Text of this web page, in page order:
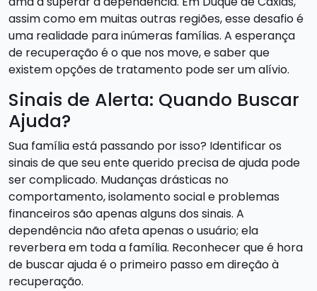
assim como em muitas outras regiões, esse desafio é
uma realidade para inúmeras famílias. A esperança
de recuperação é o que nos move, e saber que
existem opções de tratamento pode ser um alívio.
Sinais de Alerta: Quando Buscar
Ajuda?
Sua família está passando por isso? Identificar os
sinais de que seu ente querido precisa de ajuda pode
ser complicado. Mudanças drásticas no
comportamento, isolamento social e problemas
financeiros são apenas alguns dos sinais. A
dependência não afeta apenas o usuário; ela
reverbera em toda a família. Reconhecer que é hora
de buscar ajuda é o primeiro passo em direção à
recuperação.